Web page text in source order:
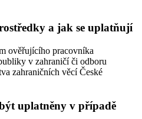
a jak se uplatňují
ověřujícího pracovníka
v zahraničí či odboru
zahraničních věcí České
uplatněny v případě